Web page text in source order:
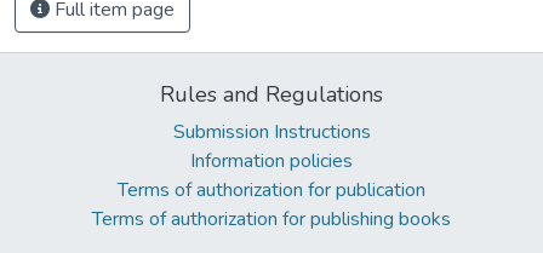
Full item page
Rules and Regulations
Submission Instructions
Information policies
Terms of authorization for publication
Terms of authorization for publishing books